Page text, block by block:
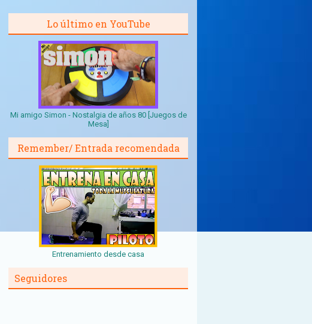
Lo último en YouTube
Mi amigo Simon - Nostalgia de años 80 [Juegos de
Mesa]
Remember/ Entrada recomendada
Entrenamiento desde casa
Seguidores